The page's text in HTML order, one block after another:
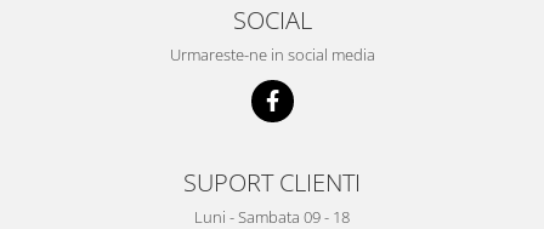
SOCIAL
Urmareste-ne in social media
SUPORT CLIENTI
Luni - Sambata 09 - 18